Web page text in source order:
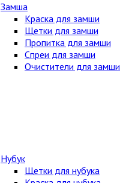
Замша
Краска для замши
Щетки для замши
Пропитка для замши
Спреи для замши
Очистители для замши
Нубук
Щетки для нубука